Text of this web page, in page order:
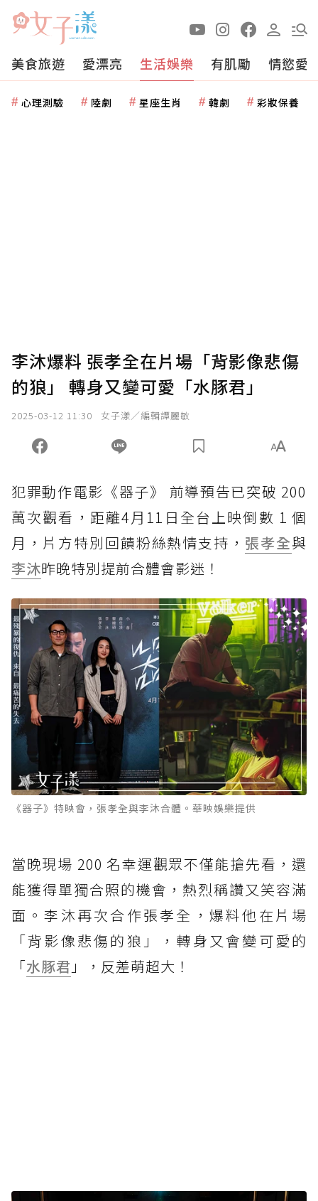
美食旅遊 愛漂亮 生活娛樂 有肌勵 情慾愛
心理測驗 陸劇 星座生肖 韓劇 彩妝保養
李沐爆料 張孝全在片場「背影像悲傷
的狼」 轉身又變可愛「水豚君」
2025-03-12 11:30 女子漾／編輯譚麗敏
犯罪動作電影《器子》 前導預告已突破 200
萬次觀看，距離4月11日全台上映倒數 1 個
月，片方特別回饋粉絲熱情支持， 張孝全與
李沐昨晚特別提前合體會影迷！
《器子》特映會，張孝全與李沐合體。華映娛樂提供
當晚現場 200 名幸運觀眾不僅能搶先看，還
能獲得單獨合照的機會，熱烈稱讚又笑容滿
面。李沐再次合作張孝全，爆料他在片場
「背影像悲傷的狼」，轉身又會變可愛的
「水豚君 」，反差萌超大！